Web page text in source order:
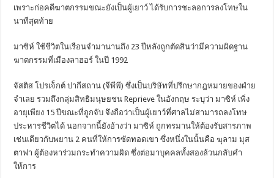
เพราะก่อคดีฆาตกรรมขณะยังเป็นผู้เยาว์ ได้รับการชะลอการลงโทษใน
นาทีสุดท้าย
มาซิห์ ใช้ชีวิตในเรือนจำมานานถึง 23 ปีหลังถูกตัดสินว่ามีความผิดฐาน
ฆาตกรรมที่เมืองลาฮอร์ ในปี 1992
จัสติส โปรเจ็กต์ ปากีสถาน (จีพีพี) ซึ่งเป็นบริษัทที่ปรึกษากฎหมายของฝ่าย
จำเลย รวมถึงกลุ่มสิทธิมนุษยชน Reprieve ในอังกฤษ ระบุว่า มาซิห์ เพิ่ง
อายุเพียง 15 ปีขณะที่ถูกจับ จึงถือว่าเป็นผู้เยาว์ที่ศาลไม่สามารถลงโทษ
ประหารชีวิตได้ นอกจากนี้ยังอ้างว่า มาซิห์ ถูกทรมานให้ต้องรับสารภาพ
เช่นเดียวกับพยาน 2 คนที่ให้การซัดทอดเขา ซึ่งหนึ่งในนั้นคือ ฆุลาม มุส
ตาฟา ผู้ต้องหาร่วมกระทำความผิด ซึ่งต่อมาบุคคลทั้งสองล้วนกลับคำ
ให้การ